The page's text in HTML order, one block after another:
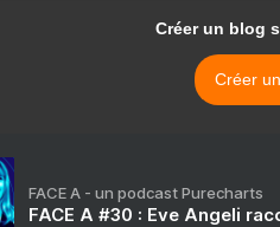
Créer un blog
Créer
FACE A - un podcast Purecharts
FACE A #30 : Eve Angeli